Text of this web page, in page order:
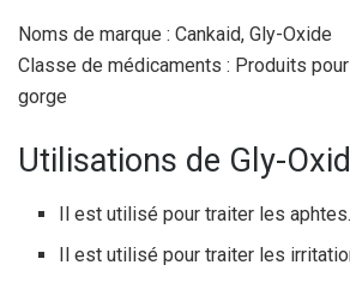
Noms de marque : Cankaid, Gly-Oxide
Classe de médicaments : Produits
gorge
Utilisations de Gly-
Il est utilisé pour traiter les aphtes.
Il est utilisé pour traiter les